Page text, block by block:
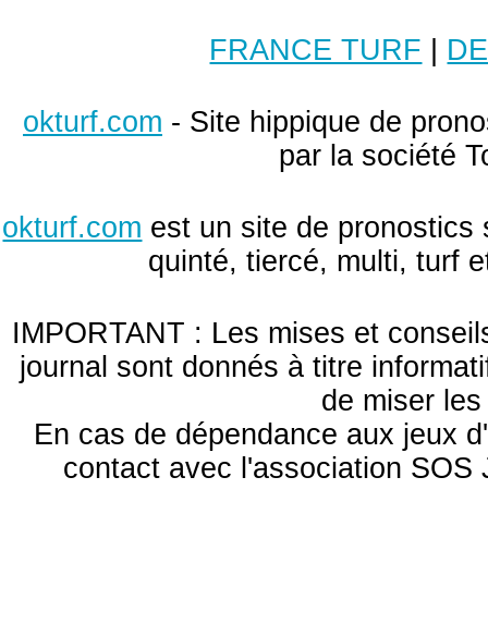
FRANCE TURF
okturf.com - Site hippique de
par la société
okturf.com est un site de pronostics
quinté, tiercé, multi, turf
IMPORTANT : Les mises et
journal sont donnés à titre
de miser
En cas de dépendance aux jeux
contact avec l'association